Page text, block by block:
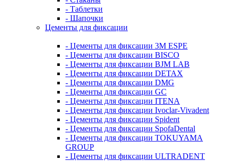
- Таблетки
- Шапочки
Цементы для фиксации
- Цементы для фиксации 3M ESPE
- Цементы для фиксации BISCO
- Цементы для фиксации BJM LAB
- Цементы для фиксации DETAX
- Цементы для фиксации DMG
- Цементы для фиксации GC
- Цементы для фиксации ITENA
- Цементы для фиксации Ivoclar-Vivadent
- Цементы для фиксации Spident
- Цементы для фиксации SpofaDental
- Цементы для фиксации TOKUYAMA
GROUP
- Цементы для фиксации ULTRADENT